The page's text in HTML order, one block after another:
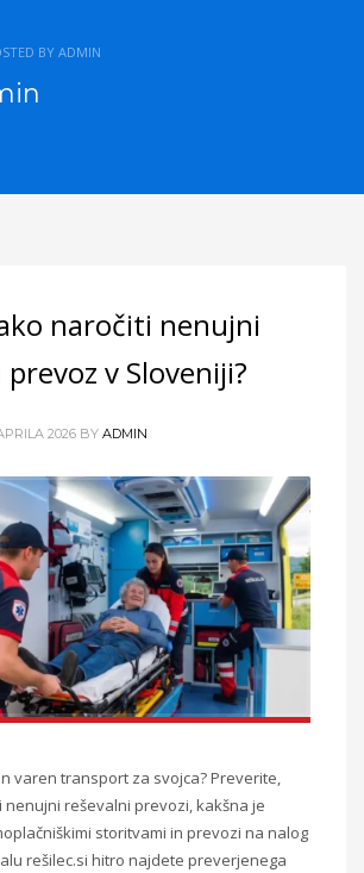
BY ADMIN
naročiti nenujni
v Sloveniji?
2026 BY ADMIN
varen transport za svojca? Preverite,
reševalni prevozi, kakšna je
storitvami in prevozi na nalog
rešilec.si hitro najdete preverjenega